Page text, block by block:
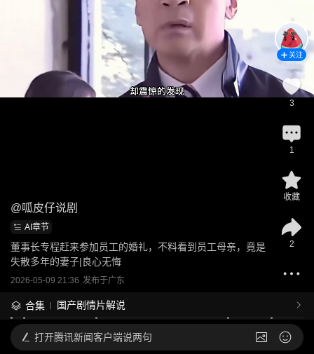
@呱皮仔说剧
AI章节
董事长专程赶来参加员工的婚礼，不料看到员工母亲，竟是
失散多年的妻子|良心无悔
2026-05-09 21:36 发布于广东
合集 国产剧情片解说
关注
3
1
收藏
2
打开腾讯新闻客户端说两句